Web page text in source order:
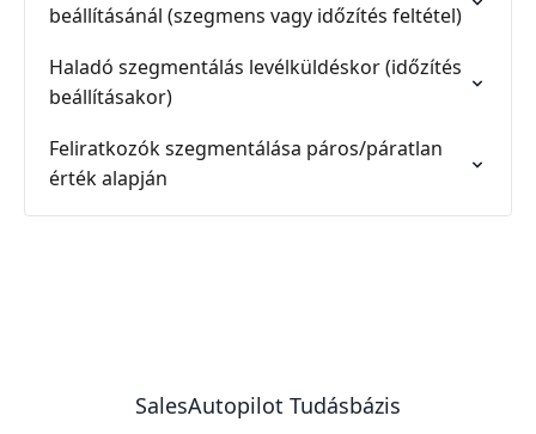
beállításánál (szegmens vagy időzítés feltétel)
Haladó szegmentálás levélküldéskor (időzítés
beállításakor)
Feliratkozók szegmentálása páros/páratlan
érték alapján
SalesAutopilot Tudásbázis